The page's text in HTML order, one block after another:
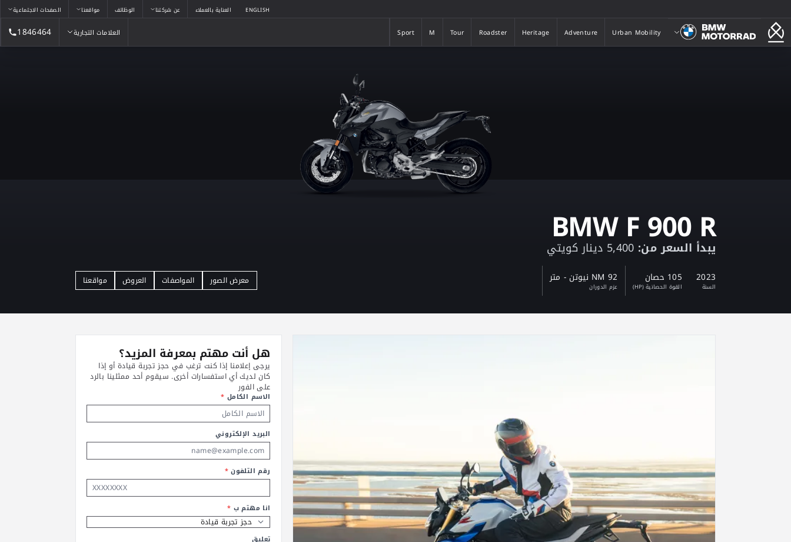
ENGLISH العناية بالعملاء عن شركتنا الوظائف مواقعنا الصفحات الاجتماعية
Urban Mobility
Adventure
Heritage
Roadster
Tour
M
Sport العلامات التجارية 1846464
BMW F 900 R
يبدأ السعر من:
2023
السنة
105 حصان
القوة الحصانية (HP)
92 NM نيوتن - متر
عزم الدوران معرض الصور المواصفات العروض مواقعنا
هل أنت مهتم بمعرفة المزيد؟
يرجى إعلامنا إذا كنت ترغب في حجز تجربة قيادة أو إذا
كان لديك أي استفسارات أخرى. سيقوم أحد ممثلينا بالرد
على الفور
الاسم الكامل *
البريد الإلكتروني
رقم التلفون*
انا مهتم ب *
تعليق